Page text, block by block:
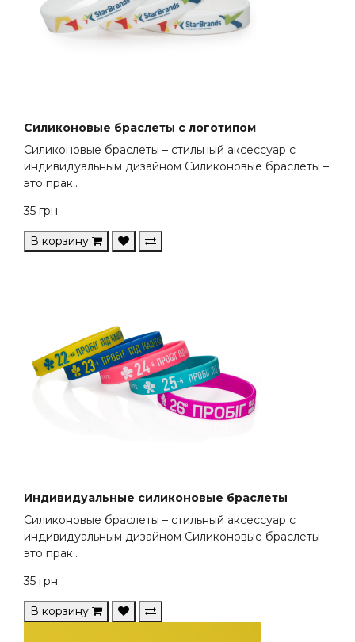
Силиконовые браслеты с логотипом
Силиконовые браслеты – стильный аксессуар с
индивидуальным дизайном Силиконовые браслеты –
это прак..
35 грн.
В корзину
Индивидуальные силиконовые браслеты
Силиконовые браслеты – стильный аксессуар с
индивидуальным дизайном Силиконовые браслеты –
это прак..
35 грн.
В корзину